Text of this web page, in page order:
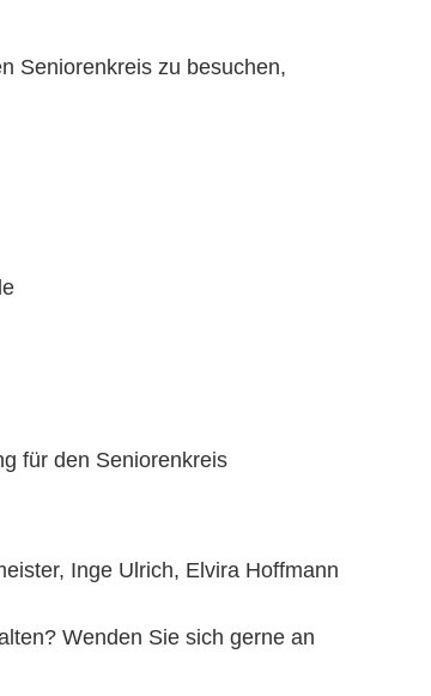
Seniorenkreis zu besuchen,
für den Seniorenkreis
Inge Ulrich, Elvira Hoffmann
Wenden Sie sich gerne an